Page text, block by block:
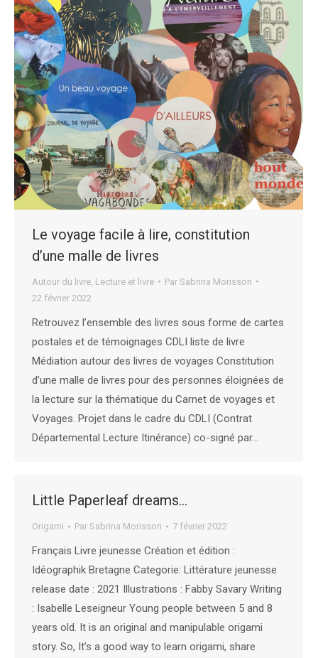
Le voyage facile à lire, constitution
d’une malle de livres
Autour du livre Lecture et livre Par Sabrina Morisson
22 février 2022
Retrouvez l’ensemble des livres sous forme de cartes
postales et de témoignages CDLI liste de livre
Médiation autour des livres de voyages Constitution
d’une malle de livres pour des personnes éloignées de
la lecture sur la thématique du Carnet de voyages et
Voyages. Projet dans le cadre du CDLI (Contrat
Départemental Lecture Itinérance) co-signé par…
Little Paperleaf dreams…
Origami Par Sabrina Morisson 7 février 2022
Français Livre jeunesse Création et édition :
Idéographik Bretagne Categorie: Littérature jeunesse
release date : 2021 Illustrations : Fabby Savary Writing
: Isabelle Leseigneur Young people between 5 and 8
years old. It is an original and manipulable origami
story. So, It’s a good way to learn origami, share